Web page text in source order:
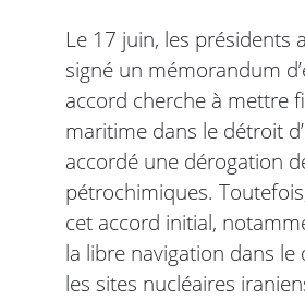
Le 17 juin, les présidents
signé un mémorandum
accord cherche à mettre
maritime dans le détroit
accordé une dérogation
pétrochimiques.
cet accord initial,
la libre navigation dans
les sites nucléaires